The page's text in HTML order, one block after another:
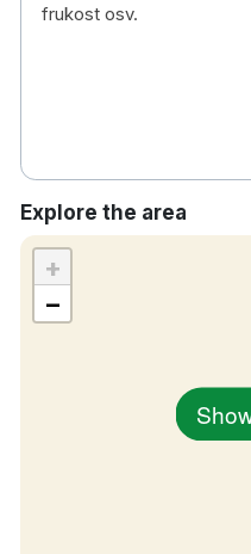
frukost osv.
Explore the area
+
−